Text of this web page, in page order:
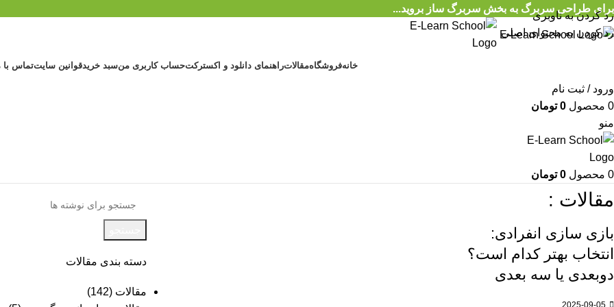
رد کردن به ناوبری
رد کردن به محتوای اصلی
برای طراحی سربرگ به بخش سربرگ ساز بروید...
خانهفروشگاهمقالاتراهنمای دانلود و اکسترکتحساب کاربری منسبد خریدقوانین سایتتماس با
ورود / ثبت نام
0 محصول 0 تومان
منو
0 محصول 0 تومان
مقالات :
بازی سازی انفرادی:
انتخاب بهتر کدام است؟
دوبعدی یا سه بعدی
دسته بندی مقالات
مقالات (142)